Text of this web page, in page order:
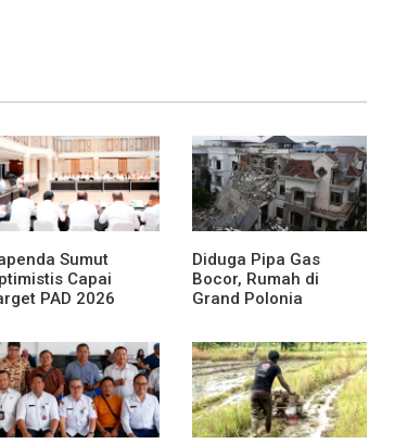
Sumut
Capai
PAD 2026
Diduga Pipa Gas
Bocor, Rumah di
Grand Polonia